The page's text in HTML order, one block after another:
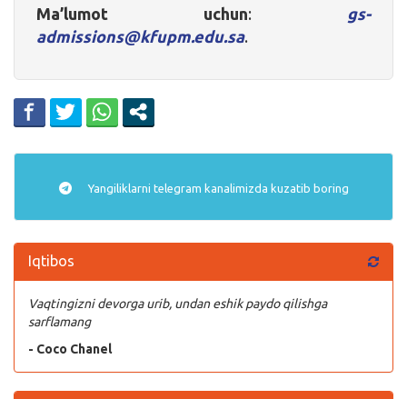
Ma’lumot uchun: gs-
admissions@kfupm.edu.sa.
Yangiliklarni telegram kanalimizda kuzatib boring
Iqtibos
Vaqtingizni devorga urib, undan eshik paydo qilishga
sarflamang
- Coco Chanel